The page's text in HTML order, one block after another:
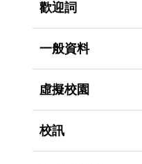
歡迎詞
一般資料
虛擬校園
校訊